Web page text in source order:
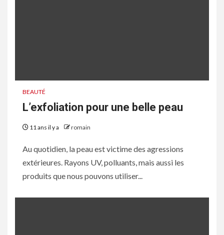
BEAUTÉ
L’exfoliation pour une belle peau
11 ans il y a romain
Au quotidien, la peau est victime des agressions
extérieures. Rayons UV, polluants, mais aussi les
produits que nous pouvons utiliser...